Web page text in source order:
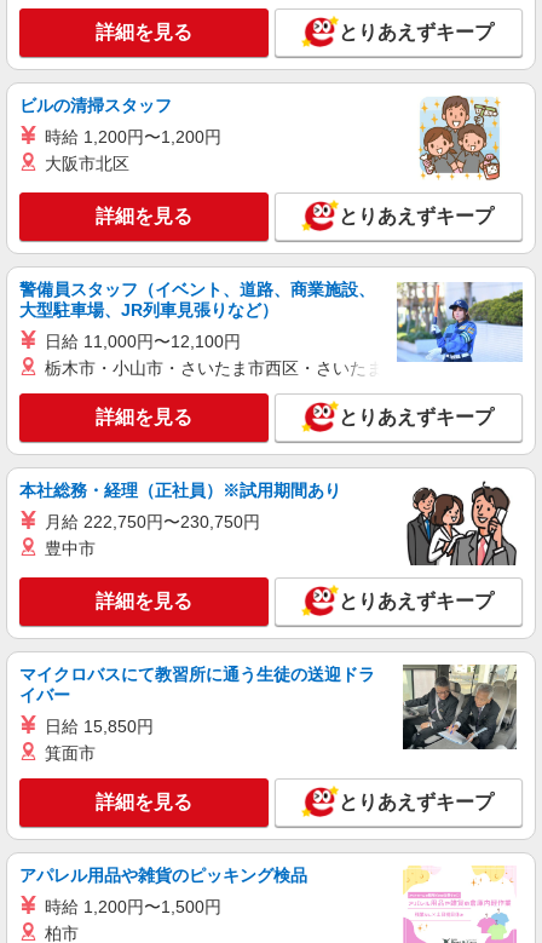
株式会社シエロ
人気機種に詳しくなれる携帯販売【au】
月給259200円〜300000円（経験・能力によ
る） ※残業手当別途支給 ※研修期間6か月・時給
1500円〜 ★交通費別途支給（規定あり） ゜
+゜・。○。・゜+゜・。○。・゜+゜ 入社祝い金10
万円支給(規定有) お友達を紹介頂くと, インセンテ
ィブ支給(規定有) ゜・。○。・゜+゜・。○。・゜
+゜
熊本県熊本市中央区の家電量販店
キープ 詳細を見る
派遣社員
株式会社シエロ
人気機種に詳しくなれる携帯販売【docomo】
時給1400円〜1500円（経験・能力による） ※
+゜・。○。・゜+゜・。○。・゜+゜ 入社祝い金10
万円支給(規定有) お友達を紹介頂くと, インセンテ
ィブ支給(規定有) ★月2回払い・週払い可能（規程
有）★ ゜・。○。・゜+゜・。○。・゜+゜
熊本県熊本市中央区
キープ 詳細を見る
紹介予定派遣
株式会社シエロ
【docomo】の携帯販売スタッフ
時給1300円〜1400円（経験・能力による） ※
残業代支給 ★交通費別途支給（規定あり） ゜
+゜・。○。・゜+゜・。○。・゜+゜ 入社祝い金10
万円支給(規定有) お友達を紹介頂くと, インセンテ
有）★ ゜・。○。・゜+゜・。○。・゜+゜
熊本県熊本市中央区のdocomoショップ
詳細を見る
派遣社員
株式会社シエロ
【docomo】の携帯販売スタッフ
時給1200円〜1400円（経験・能力による） ※
残業代支給 ★交通費別途支給（規定あり） ゜
+゜・。○。・゜+゜・。○。・゜+゜ 入社祝い金10
万円支給(規定有) お友達を紹介頂くと, インセンテ
熊本県熊本市中央区のdocomoショップ
詳細を見る とりあえずキープ
ビルの清掃スタッフ
時給 1,200円〜1,200円
大阪市北区
詳細を見る とりあえずキープ
警備員スタッフ（イベント、道路、商業施設、
大型駐車場、JR列車見張りなど）
日給 11,000円〜12,100円
栃木市・小山市・さいたま市西区・さいたま市岩槻区・久喜市・
詳細を見る とりあえずキープ
本社総務・経理（正社員）※試用期間あり
月給 222,750円〜230,750円
豊中市
詳細を見る とりあえずキープ
マイクロバスにて教習所に通う生徒の送迎ドラ
イバー
日給 15,850円
箕面市
詳細を見る とりあえずキープ
アパレル用品や雑貨のピッキング検品
時給 1,200円〜1,500円
柏市